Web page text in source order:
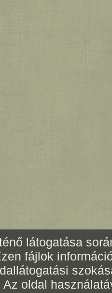
látogatása
fájlok
Az oldal